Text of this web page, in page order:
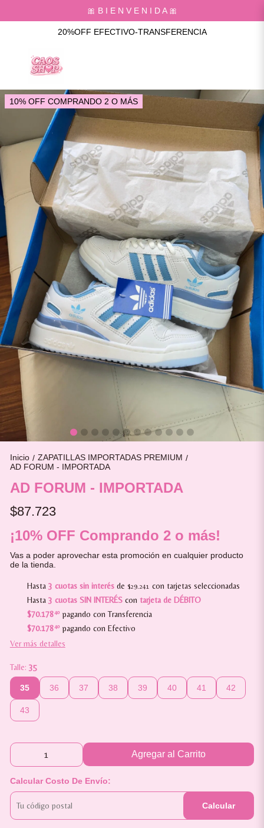
🎀 B I E N V E N I D A 🎀
20%OFF EFECTIVO-TRANSFERENCIA
10% OFF COMPRANDO 2 O MÁS
Inicio / ZAPATILLAS IMPORTADAS PREMIUM /
AD FORUM - IMPORTADA
AD FORUM - IMPORTADA
$87.723
¡10% OFF Comprando 2 o más!
Vas a poder aprovechar esta promoción en cualquier producto
de la tienda.
Hasta 3 cuotas sin interésde $29.241 con tarjetas seleccionadas
Hasta 3 cuotas SIN INTERÉScon tarjeta de DÉBITO
$70.17840pagando con Transferencia
$70.17840pagando con Efectivo
Ver más detalles
Talle: 35
35 36 37 38 39 40 41 42
43
Agregar al Carrito
Calcular Costo De Envío:
Calcular